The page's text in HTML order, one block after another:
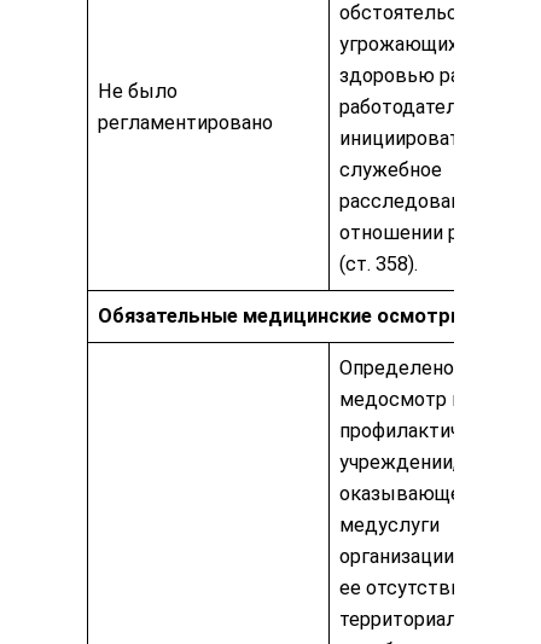
Не было
регламентировано
обстоятельств,
угрожающих жизни и
здоровью работника,
работодатель вправе
инициировать
служебное
расследование в
отношении
(ст. 358).
Обязательные медицинские осмотры
Определено
медосмотр в
профилактическом
учреждении,
оказывающее
медуслуги
организации, а в
ее отсутствия —
территориальным